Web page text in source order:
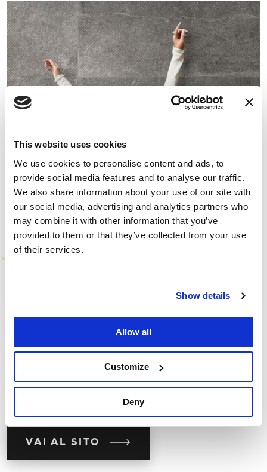
This website uses cookies
We use cookies to personalise content and ads, to
provide social media features and to analyse our traffic.
We also share information about your use of our site with
our social media, advertising and analytics partners who
may combine it with other information that you’ve
provided to them or that they’ve collected from your use
of their services.
Show details
Allow all
Customize
Deny
TILES FULL OF LIFE.
IMOLA.
d’Imola che soddisfa ogni esigenza di stile con unprodotto
solido, durevole e dal piglio fortemente contemporaneo
Progetta e realizzaun’ampia gammadi pavimenti e
rivestimenti in ceramica capaci di riflettere le richieste di
mercato. Made in Imola significa fatto con passione.
Da 150 anni.
VAI AL SITO